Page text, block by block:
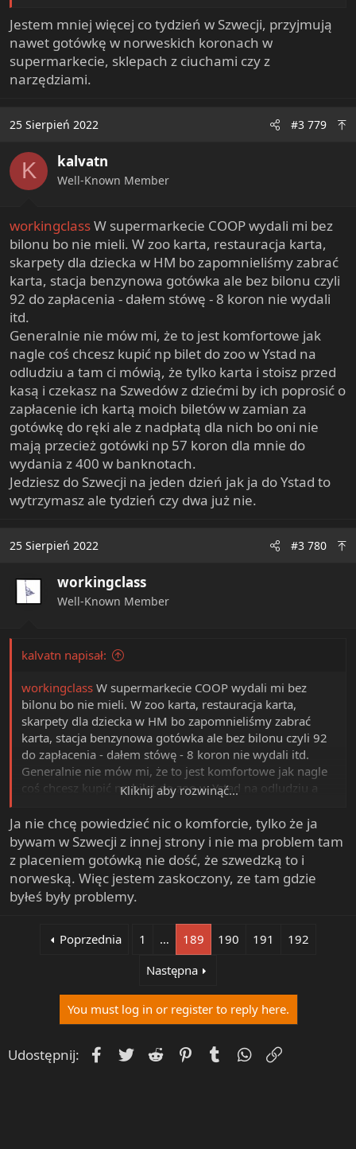
reszty z otrzymanych banknotów. Więc jak było 85 to
dawałem 100 itp.
Wykurzające to jest.
Tylko stacja benzynowa przyjmowała. Ale bez reszty w
monetach bo nie mieli bilonu.
Jestem mniej więcej co tydzień w Szwecji, przyjmują
nawet gotówkę w norweskich koronach w
supermarkecie, sklepach z ciuchami czy z
narzędziami.
25 Sierpień 2022 #3 779
K kalvatn
Well-Known Member
workingclassW supermarkecie COOP wydali mi bez
bilonu bo nie mieli. W zoo karta, restauracja karta,
skarpety dla dziecka w HM bo zapomnieliśmy zabrać
karta, stacja benzynowa gotówka ale bez bilonu czyli
92 do zapłacenia - dałem stówę - 8 koron nie wydali
itd.
Generalnie nie mów mi, że to jest komfortowe jak
nagle coś chcesz kupić np bilet do zoo w Ystad na
odludziu a tam ci mówią, że tylko karta i stoisz przed
kasą i czekasz na Szwedów z dziećmi by ich poprosić o
zapłacenie ich kartą moich biletów w zamian za
gotówkę do ręki ale z nadpłatą dla nich bo oni nie
mają przecież gotówki np 57 koron dla mnie do
wydania z 400 w banknotach.
Jedziesz do Szwecji na jeden dzień jak ja do Ystad to
wytrzymasz ale tydzień czy dwa już nie.
25 Sierpień 2022 #3 780
workingclass
Well-Known Member
kalvatn napisał:
workingclass W supermarkecie COOP wydali mi bez
bilonu bo nie mieli. W zoo karta, restauracja karta,
skarpety dla dziecka w HM bo zapomnieliśmy zabrać
karta, stacja benzynowa gotówka ale bez bilonu czyli 92
do zapłacenia - dałem stówę - 8 koron nie wydali itd.
Generalnie nie mów mi, że to jest komfortowe jak nagle
coś chcesz kupić np bilet do zoo w Ystad na odludziu a
na Szwedów z dziećmi by ich poprosić o zapłacenie ich
kartą moich biletów w zamian za gotówkę do ręki ale z
nadpłatą dla nich bo oni nie mają przecież gotówki np 57
koron dla mnie do wydania z 400 w banknotach.
Jedziesz do Szwecji na jeden dzień jak ja do Ystad to
wytrzymasz ale tydzień czy dwa już nie.
Kliknij aby rozwinąć...
Ja nie chcę powiedzieć nic o komforcie, tylko że ja
bywam w Szwecji z innej strony i nie ma problem tam
z placeniem gotówką nie dość, że szwedzką to i
norweską. Więc jestem zaskoczony, ze tam gdzie
byłeś były problemy.
Poprzednia 1 … 189 190 191
192
Następna
You must log in or register to reply here.
Udostępnij: Facebook
Twitter Reddit PinterestTumblrWhatsApp